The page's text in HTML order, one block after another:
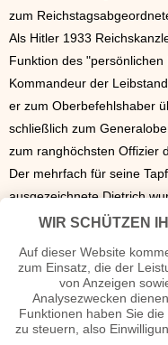
zum
Als Hitler 1933
Funktion des
Kommandeur der
er zum Oberbefehlshaber
schließlich zum
zum ranghöchsten Offizier
Der mehrfach für seine
ausgezeichnete Dietrich
Weltkrieges in der
Prozess wurde gegen ihn
ausgesprochen. 1955
Justizvollzugsanstalt
während des Röhm-